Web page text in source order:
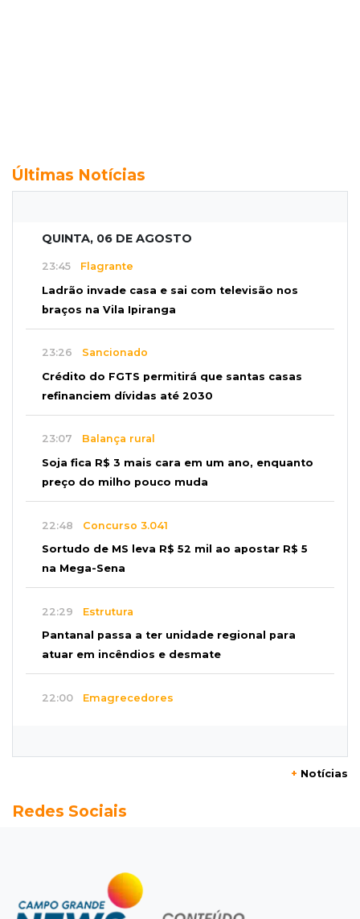
Últimas Notícias
QUINTA, 06 DE AGOSTO
23:45 Flagrante
Ladrão invade casa e sai com televisão nos
braços na Vila Ipiranga
23:26 Sancionado
Crédito do FGTS permitirá que santas casas
refinanciem dívidas até 2030
23:07 Balança rural
Soja fica R$ 3 mais cara em um ano, enquanto
preço do milho pouco muda
22:48 Concurso 3.041
Sortudo de MS leva R$ 52 mil ao apostar R$ 5
na Mega-Sena
22:29 Estrutura
Pantanal passa a ter unidade regional para
atuar em incêndios e desmate
22:00 Emagrecedores
Granizo danifica telhados e plantações
Agregado
Inter perde para o Corinthians mas avança às
quartas da Copa do Brasil
+ Notícias
Redes Sociais